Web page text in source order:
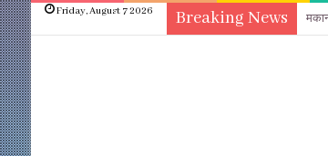
Friday, August 7 2026 Breaking News